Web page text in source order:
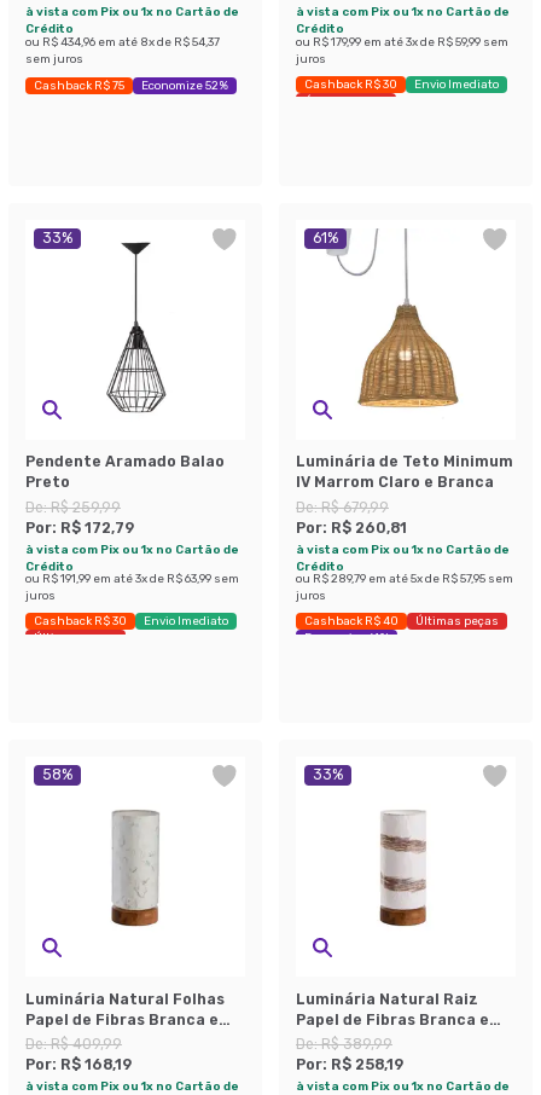
à vista com Pix ou 1x no Cartão de
Crédito
ou R$ 434,96 em até 8x de R$ 54,37
sem juros
Cashback R$ 75 Economize 52%
à vista com Pix ou 1x no Cartão de
Crédito
ou R$ 179,99 em até3x de R$ 59,99 sem
juros
Cashback R$ 30
Envio Imediato
Últimas peças
33%
Pendente Aramado Balao
Preto
De:R$ 259,99
Por: R$ 172,79
à vista com Pix ou 1x no Cartão de
Crédito
ou R$ 191,99 em até3x de R$ 63,99 sem
juros
Cashback R$ 30
Envio Imediato
Últimas peças
61%
Luminária de Teto Minimum
IV Marrom Claro e Branca
De:R$ 679,99
Por: R$ 260,81
à vista com Pix ou 1x no Cartão de
Crédito
ou R$ 289,79 em até5x de R$ 57,95 sem
juros
Cashback R$ 40
Últimas peças
Economize 61%
58%
Luminária Natural Folhas
Papel de Fibras Branca e
Verde 34 cm
De:R$ 409,99
Por: R$ 168,19
à vista com Pix ou 1x no Cartão de
33%
Luminária Natural Raiz
Papel de Fibras Branca e
Marrom 34 cm
De:R$ 389,99
Por: R$ 258,19
à vista com Pix ou 1x no Cartão de